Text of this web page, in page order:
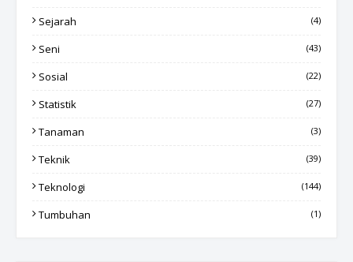
Sejarah (4)
Seni (43)
Sosial (22)
Statistik (27)
Tanaman (3)
Teknik (39)
Teknologi (144)
Tumbuhan (1)